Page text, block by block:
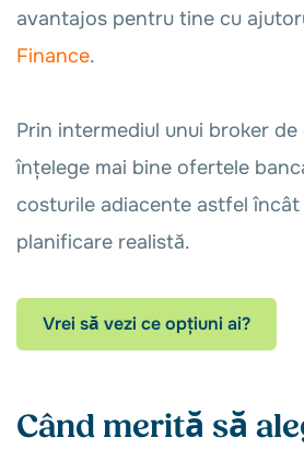
avantajos pentru tine cu
Finance.
Prin intermediul unui broker
înțelege mai bine ofertele
costurile adiacente astfel
planificare realistă.
Vrei să vezi ce opțiuni ai?
Când merită să